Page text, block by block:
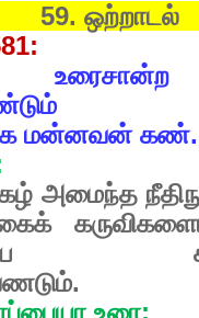
59. ஒற்றாடல்
உரைசான்ற
மன்னவன் கண்.
அமைந்த
.